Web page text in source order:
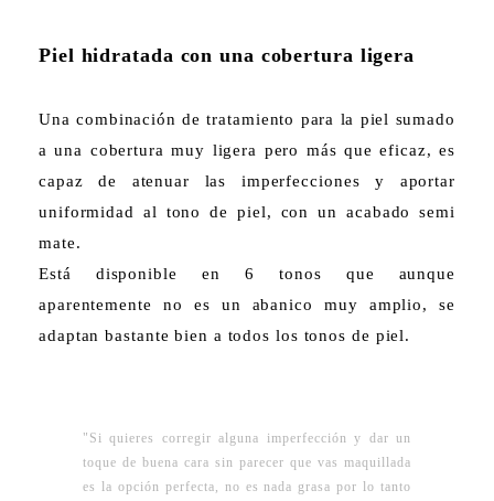
Piel hidratada con una cobertura ligera
Una combinación de tratamiento para la piel sumado
a una cobertura muy ligera pero más que eficaz, es
capaz de atenuar las imperfecciones y aportar
uniformidad al tono de piel, con un acabado semi
mate.
Está disponible en 6 tonos que aunque
aparentemente no es un abanico muy amplio, se
adaptan bastante bien a todos los tonos de piel.
"Si quieres corregir alguna imperfección y dar un
toque de buena cara sin parecer que vas maquillada
es la opción perfecta, no es nada grasa por lo tanto